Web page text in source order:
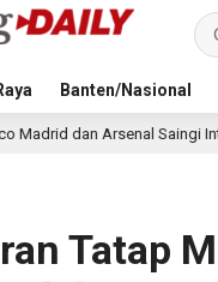
Banten/Nasional
Milan dalam Perburuan
Tatap